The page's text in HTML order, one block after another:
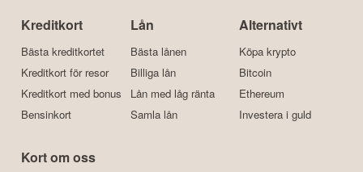
Kreditkort
Bästa kreditkortet
Kreditkort för resor
Kreditkort med bonus
Bensinkort
Lån
Bästa lånen
Billiga lån
Lån med låg ränta
Samla lån
Alternativt
Köpa krypto
Bitcoin
Ethereum
Investera i guld
Kort om oss